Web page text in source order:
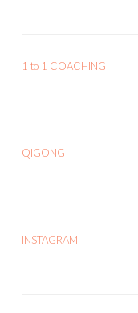
1 to 1 COACHING
QIGONG
INSTAGRAM